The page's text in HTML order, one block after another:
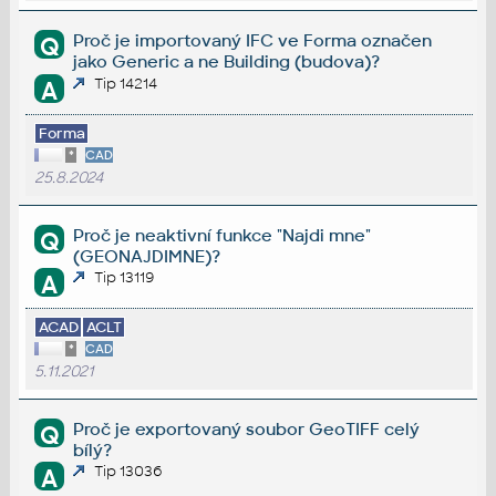
Q
Proč je importovaný IFC ve Forma označen
jako Generic a ne Building (budova)?
A Tip 14214
Forma
* CAD
25.8.2024
Q
Proč je neaktivní funkce "Najdi mne"
(GEONAJDIMNE)?
A Tip 13119
ACAD ACLT
* CAD
5.11.2021
Q
Proč je exportovaný soubor GeoTIFF celý
bílý?
A Tip 13036